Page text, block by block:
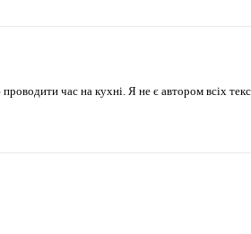
час на кухні. Я не є автором всіх